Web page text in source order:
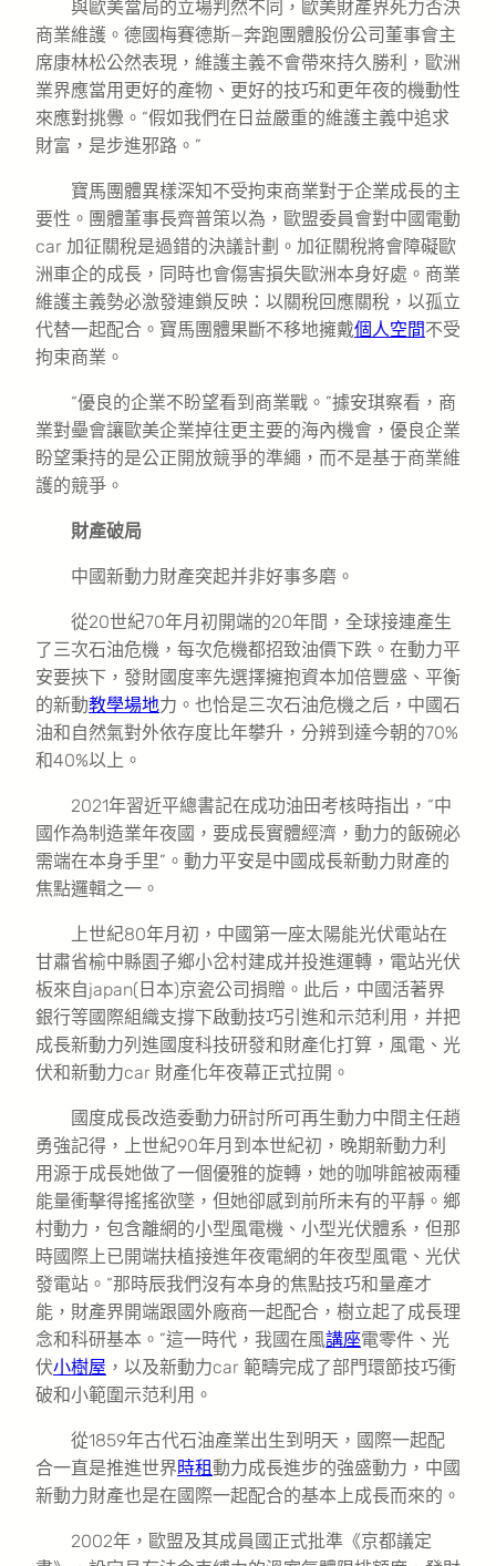
與歐美當局的立場判然不同，歐美財產界死力否決
商業維護。德國梅賽德斯—奔跑團體股份公司董事會主
席康林松公然表現，維護主義不會帶來持久勝利，歐洲
業界應當用更好的產物、更好的技巧和更年夜的機動性
來應對挑釁。“假如我們在日益嚴重的維護主義中追求
財富，是步進邪路。”
寶馬團體異樣深知不受拘束商業對于企業成長的主
要性。團體董事長齊普策以為，歐盟委員會對中國電動
car 加征關稅是過錯的決議計劃。加征關稅將會障礙歐
洲車企的成長，同時也會傷害損失歐洲本身好處。商業
維護主義勢必激發連鎖反映：以關稅回應關稅，以孤立
代替一起配合。寶馬團體果斷不移地擁戴個人空間不受
拘束商業。
“優良的企業不盼望看到商業戰。”據安琪察看，商
業對壘會讓歐美企業掉往更主要的海內機會，優良企業
盼望秉持的是公正開放競爭的準繩，而不是基于商業維
護的競爭。
財產破局
中國新動力財產突起并非好事多磨。
從20世紀70年月初開端的20年間，全球接連產生
了三次石油危機，每次危機都招致油價下跌。在動力平
安要挾下，發財國度率先選擇擁抱資本加倍豐盛、平衡
的新動教學場地力。也恰是三次石油危機之后，中國石
油和自然氣對外依存度比年攀升，分辨到達今朝的70%
和40%以上。
2021年習近平總書記在成功油田考核時指出，“中
國作為制造業年夜國，要成長實體經濟，動力的飯碗必
需端在本身手里”。動力平安是中國成長新動力財產的
焦點邏輯之一。
上世紀80年月初，中國第一座太陽能光伏電站在
甘肅省榆中縣園子鄉小岔村建成并投進運轉，電站光伏
板來自japan(日本)京瓷公司捐贈。此后，中國活著界
銀行等國際組織支撐下啟動技巧引進和示范利用，并把
成長新動力列進國度科技研發和財產化打算，風電、光
伏和新動力car 財產化年夜幕正式拉開。
國度成長改造委動力研討所可再生動力中間主任趙
勇強記得，上世紀90年月到本世紀初，晚期新動力利
用源于成長她做了一個優雅的旋轉，她的咖啡館被兩種
能量衝擊得搖搖欲墜，但她卻感到前所未有的平靜。鄉
村動力，包含離網的小型風電機、小型光伏體系，但那
時國際上已開端扶植接進年夜電網的年夜型風電、光伏
發電站。“那時辰我們沒有本身的焦點技巧和量產才
能，財產界開端跟國外廠商一起配合，樹立起了成長理
念和科研基本。”這一時代，我國在風講座電零件、光
伏小樹屋 ，以及新動力car 範疇完成了部門環節技巧衝
破和小範圍示范利用。
從1859年古代石油產業出生到明天，國際一起配
合一直是推進世界時租動力成長進步的強盛動力，中國
新動力財產也是在國際一起配合的基本上成長而來的。
2002年，歐盟及其成員國正式批準《京都議定